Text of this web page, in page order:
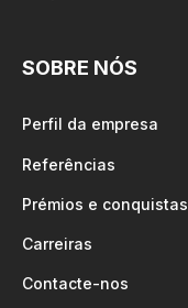
SOBRE NÓS
Perfil da empresa
Referências
Prémios e conquistas
Carreiras
Contacte-nos